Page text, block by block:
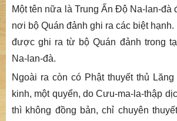
Một tên nữa là Trung Ấn Độ Na-lan-đà
nơi bộ Quán đảnh ghi ra các biệt
được ghi ra từ bộQuán đảnh trong
Na-lan-đà.
Ngoài ra còn có Phật thuyết thủ
kinh, một quyển, do Cưu-ma-la-thập
thì không đồng bản, chỉ chuyên